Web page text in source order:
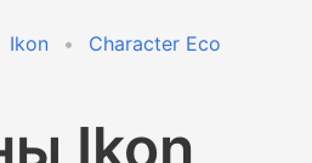
Ikon
Character Eco
Ikon